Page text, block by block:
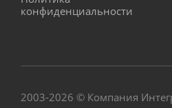
конфиденциальности
2003-2026 © Компания